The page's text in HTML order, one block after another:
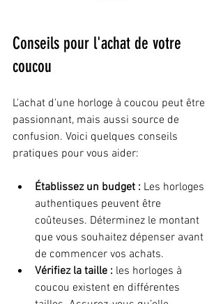
Conseils pour l'achat de votre
coucou
L'achat d'une horloge à coucou peut être
passionnant, mais aussi source de
confusion. Voici quelques conseils
pratiques pour vous aider:
Établissez un budget : Les horloges
authentiques peuvent être
coûteuses. Déterminez le montant
que vous souhaitez dépenser avant
de commencer vos achats.
Vérifiez la taille : les horloges à
coucou existent en différentes